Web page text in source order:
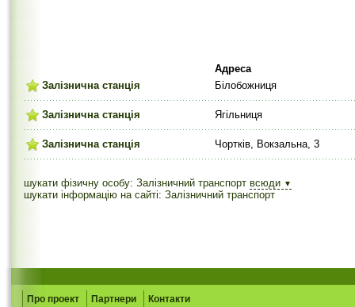
Адреса
Залізнична станція
Білобожниця
Залізнична станція Ягільниця
Залізнична станція Чортків, Вокзальна, 3
шукати фізичну особу: Залізничний транспорт всюди ▼
шукати інформацію на сайті: Залізничний транспорт
Про проект Партнери Контакти